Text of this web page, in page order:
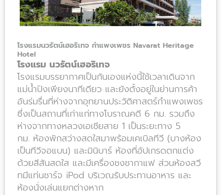
โรงแรมนวรัตน์เฮอริเทจ กำแพงเพชร Navarat Heritage
Hotel
โรงแรม นวรัตน์เฮอริเทจ
โรงแรมบรรยากาศเป็นกันเองแห่งนี้ใช้เวลาเดินจาก
แม่น้ำปิงเพียงนาทีเดียว และยังตั้งอยู่ในย่านการค้า
อันร่มรื่นที่ห่างจากอุทยานประวัติศาสตร์กำแพงเพชร
ซึ่งเป็นสถานที่เก่าแก่ทางโบราณคดี 6 กม. รวมถึง
ห่างจากทางหลวงเอเชียสาย 1 เป็นระยะทาง 5
กม. ห้องพักสว่างสดใสมาพร้อมเคเบิลทีวี (บางห้อง
เป็นทีวีจอแบน) และมินิบาร์ ห้องที่อัปเกรดตกแต่ง
ด้วยสีสันสดใส และมีเครื่องชงชากาแฟ ส่วนห้องสวี
ทมีแท่นชาร์จ iPod บริเวณรับประทานอาหาร และ
ห้องนั่งเล่นแยกต่างหาก